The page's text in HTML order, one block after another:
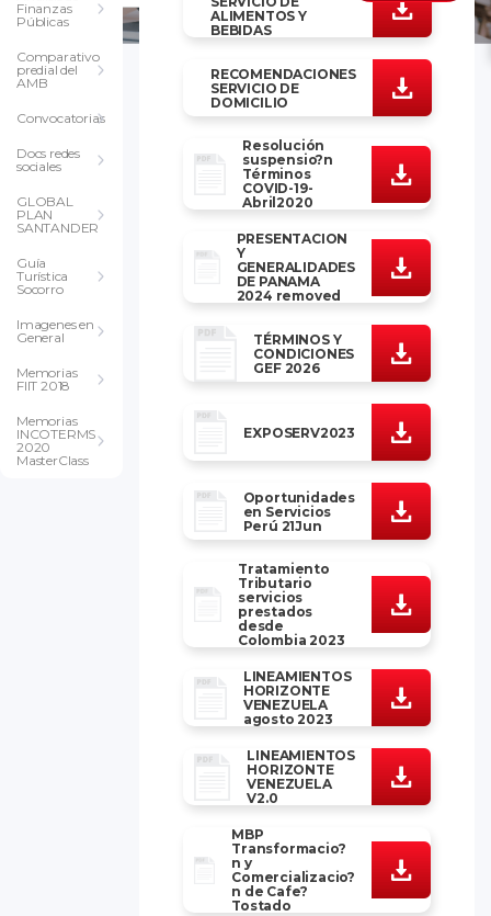
Finanzas
Públicas
Comparativo
predial del
AMB
Convocatorias
Docs redes
sociales
GLOBAL
PLAN
SANTANDER
Guía
Turística
Socorro
Imagenes en
General
Memorias
FIIT 2018
Memorias
INCOTERMS
2020
MasterClass
ALIMENTOS Y
BEBIDAS
RECOMENDACIONES
SERVICIO DE
DOMICILIO
Resolución
suspensio?n
Términos
COVID-19-
Abril2020
PRESENTACION
Y
GENERALIDADES
DE PANAMA
2024 removed
TÉRMINOS Y
CONDICIONES
GEF 2026
EXPOSERV2023
Oportunidades
en Servicios
Perú 21Jun
Tratamiento
Tributario
servicios
prestados
desde
Colombia 2023
LINEAMIENTOS
HORIZONTE
VENEZUELA
agosto 2023
LINEAMIENTOS
HORIZONTE
VENEZUELA
V2.0
MBP
Transformacio?
n y
Comercializacio?
n de Cafe?
Tostado